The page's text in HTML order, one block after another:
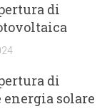
di
di
solare